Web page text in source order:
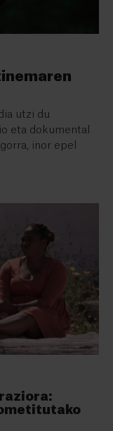
utzi du
eta dokumental
inor epel